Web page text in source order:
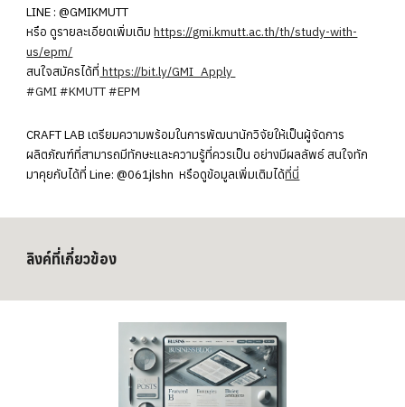
LINE : @GMIKMUTT
หรือ ดูรายละเอียดเพิ่มเติม https://gmi.kmutt.ac.th/th/study-with-
us/epm/
สนใจสมัครได้ที่ https://bit.ly/GMI_Apply
#GMI#KMUTT#EPM
CRAFT LAB เตรียมความพร้อมในการพัฒนานักวิจัยให้เป็นผู้จัดการ
ผลิตภัณฑ์ที่สามารถมีทักษะและความรู้ที่ควรเป็น อย่างมีผลลัพธ์ สนใจทัก
มาคุยกับได้ที่ Line: @061jlshn หรือดูข้อมูลเพิ่มเติมได้ที่นี่
ลิงค์ที่เกี่ยวข้อง